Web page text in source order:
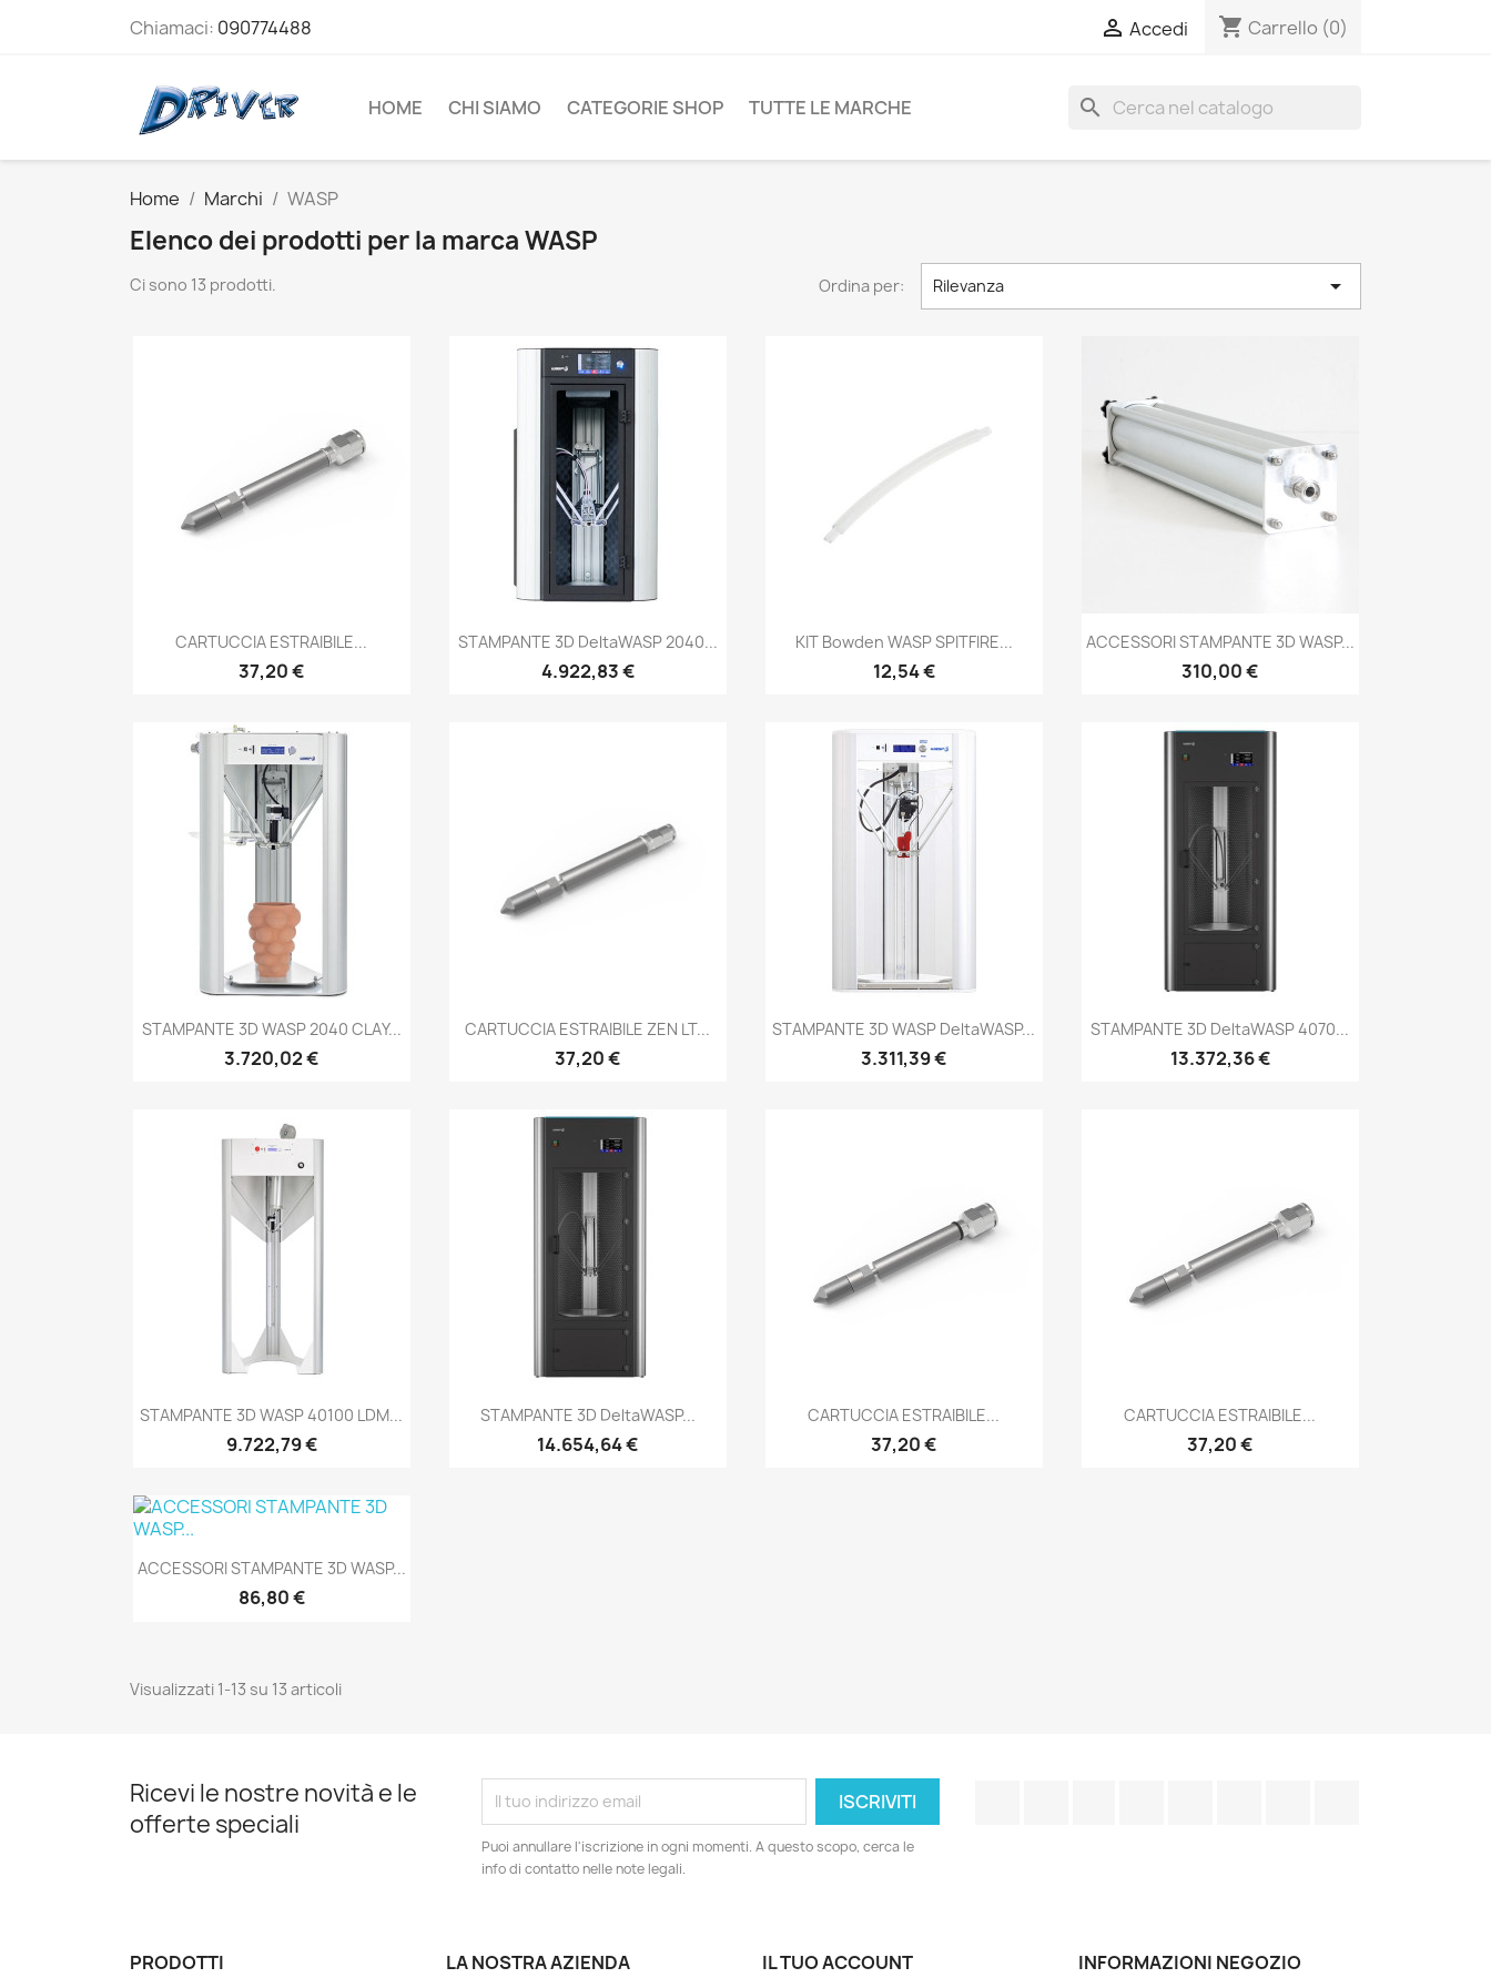
Chiamaci: 090774488  Accedi shopping_cart Carrello (0)
HOME CHI SIAMO CATEGORIE SHOP TUTTE LE MARCHE search
Home Marchi WASP
Elenco dei prodotti per la marca WASP
Ci sono 13 prodotti. Ordina per: Rilevanza 
Anteprima
CARTUCCIA ESTRAIBILE...
37,20 €
 Anteprima
STAMPANTE 3D DeltaWASP 2040...
4.922,83 €
Anteprima
KIT Bowden WASP SPITFIRE...
12,54 €
Anteprima
ACCESSORI STAMPANTE 3D WASP...
310,00 €
 Anteprima
STAMPANTE 3D WASP 2040 CLAY...
3.720,02 €
 Anteprima
CARTUCCIA ESTRAIBILE ZEN LT...
37,20 €
 Anteprima
STAMPANTE 3D WASP DeltaWASP...
3.311,39 €
 Anteprima
STAMPANTE 3D DeltaWASP 4070...
13.372,36 €
 Anteprima
STAMPANTE 3D WASP 40100 LDM...
9.722,79 €
Anteprima
STAMPANTE 3D DeltaWASP...
14.654,64 €
Anteprima
CARTUCCIA ESTRAIBILE...
37,20 €
Anteprima
CARTUCCIA ESTRAIBILE...
37,20 €
Anteprima
ACCESSORI STAMPANTE 3D WASP...
86,80 €
Visualizzati 1-13 su 13 articoli
Ricevi le nostre novità e le
offerte speciali
Puoi annullare l'iscrizione in ogni momenti. A questo scopo, cerca le
info di contatto nelle note legali.
PRODOTTI LA NOSTRA AZIENDA IL TUO ACCOUNT INFORMAZIONI NEGOZIO